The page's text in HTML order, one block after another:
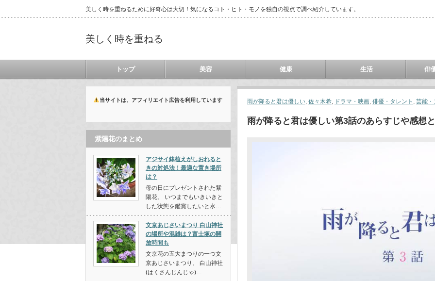
美しく時を重ねるために好奇心は大切！気になるコト・ヒト・モノを独自の視点で調べ紹介しています。
美しく時を重ねる
トップ 美容 健康 生活 俳
雨が降ると君は優しい, 佐々木希, ドラマ・映画, 俳優・タレント , 芸能・
雨が降ると君は優しい第3話のあらすじや感想
当サイトは、アフィリエイト広告を利用しています
紫陽花のまとめ
アジサイ鉢植えがしおれると
きの対処法！最適な置き場所
は？
母の日にプレゼントされた紫
陽花。 いつまでもいきいきと
した状態を鑑賞したいと水…
文京あじさいまつり 白山神社
の場所や混雑は？富士塚の開
放時間も
文京花の五大まつりの一つ文
京あじさいまつり。 白山神社
(はくさんじんじゃ)…